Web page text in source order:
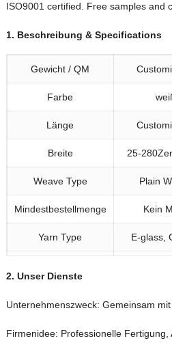
ISO9001 certified. Free samples and
1. Beschreibung & Specifications
Gewicht / QM
Farbe
Länge
Breite 25-
Weave Type Plain
Mindestbestellmenge Kein
Yarn Type E-glass,
2. Unser Dienste
Unternehmenszweck: Gemeinsam
Firmenidee: Professionelle Fertigung,